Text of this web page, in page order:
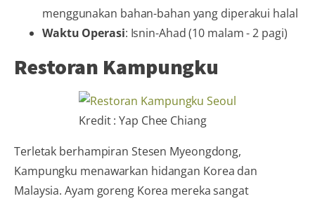
menggunakan bahan-bahan yang diperakui halal
Waktu Operasi: Isnin-Ahad (10 malam - 2 pagi)
Restoran Kampungku
Kredit : Yap Chee Chiang
Terletak berhampiran Stesen Myeongdong,
Kampungku menawarkan hidangan Korea dan
Malaysia. Ayam goreng Korea mereka sangat